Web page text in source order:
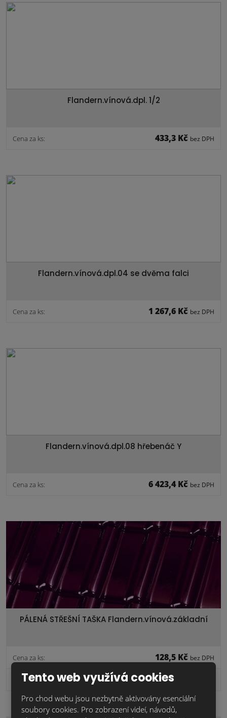
Flandern.vínová.dpl. 1/2
Cena za ks: 433,3 Kč bez DPH
Flandern.vínová.dpl.04 se dvěma falci
Cena za ks: 1 267,6 Kč bez DPH
Flandern.vínová.dpl.08 hřebenáč Y
Cena za ks: 6 423,4 Kč bez DPH
PÁLENÁ STŘEŠNÍ TAŠKA Flandern.vínová.základní
Cena za ks: 128,5 Kč bez DPH
Cena za m2: 1 323,6 Kč
Tento web využívá cookies
Pro chod webu jsou nezbytně aktivovány esenciální
soubory cookies. Pro zobrazení videí, návodů,